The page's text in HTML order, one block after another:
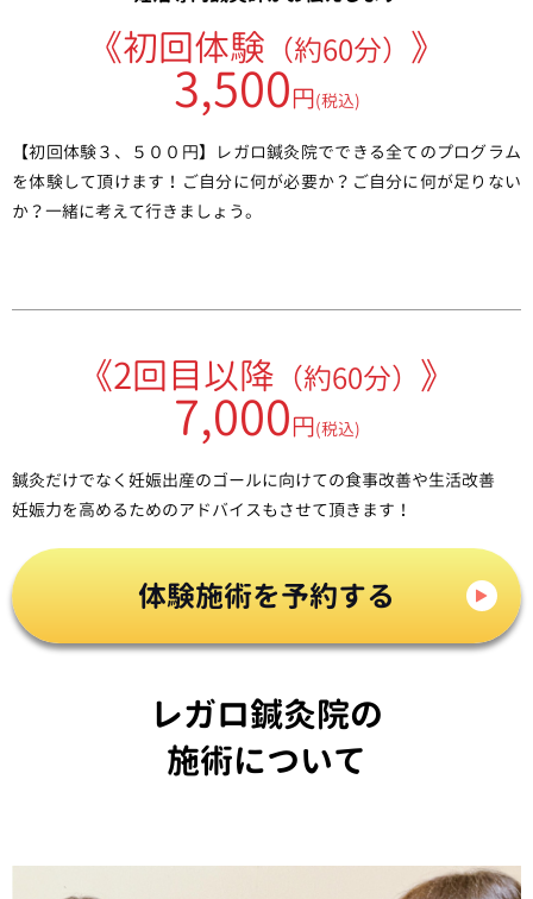
《初回体験 （約60分） 》
3,500円(税込)
【初回体験３、５００円】レガロ鍼灸院でできる全てのプログラム
を体験して頂けます！ご自分に何が必要か？ご自分に何が足りない
か？一緒に考えて行きましょう。
《2回目以降 （約60分） 》
7,000円(税込)
鍼灸だけでなく妊娠出産のゴールに向けての食事改善や生活改善
妊娠力を高めるためのアドバイスもさせて頂きます！
体験施術を予約する
レガロ鍼灸院の
施術について